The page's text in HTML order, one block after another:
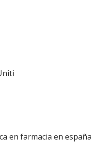
en farmacia en españa